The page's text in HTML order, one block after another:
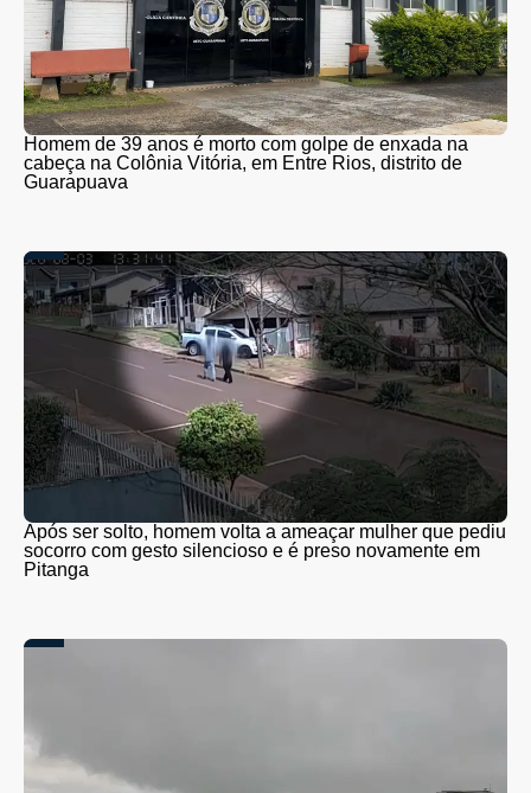
Homem de 39 anos é morto com golpe de enxada na
cabeça na Colônia Vitória, em Entre Rios, distrito de
Guarapuava
Após ser solto, homem volta a ameaçar mulher que pediu
socorro com gesto silencioso e é preso novamente em
Pitanga